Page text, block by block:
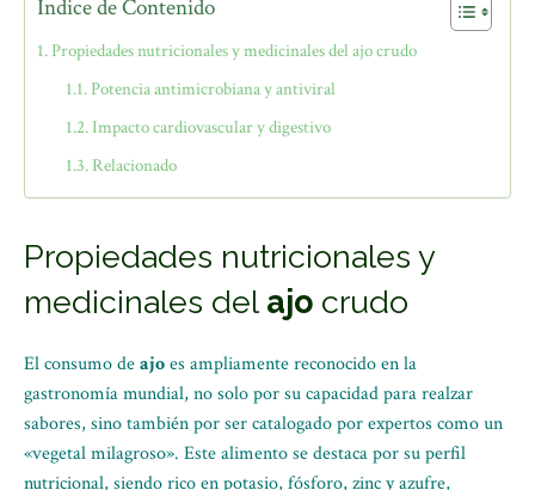
Índice de Contenido
Propiedades nutricionales y medicinales del ajo crudo
Potencia antimicrobiana y antiviral
Impacto cardiovascular y digestivo
Relacionado
Propiedades nutricionales y
medicinales del ajo crudo
El consumo deajoes ampliamente reconocido en la
gastronomía mundial, no solo por su capacidad para realzar
sabores, sino también por ser catalogado por expertos como un
«vegetal milagroso». Este alimento se destaca por su perfil
nutricional, siendo rico en potasio, fósforo, zinc y azufre,